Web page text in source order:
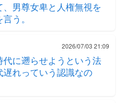
男尊女卑と人権無視を
う。
2026/07/03 21:09
に遡らせようという法
れっていう認識なの